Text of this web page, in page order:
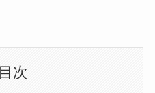
目次